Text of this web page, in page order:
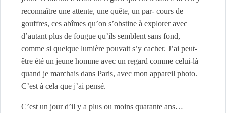
reconnaître une attente, une quête, un par- cours de
gouffres, ces abîmes qu’on s’obstine à explorer avec
d’autant plus de fougue qu’ils semblent sans fond,
comme si quelque lumière pouvait s’y cacher. J’ai peut-
être été un jeune homme avec un regard comme celui-là
quand je marchais dans Paris, avec mon appareil photo.
C’est à cela que j’ai pensé.
C’est un jour d’il y a plus ou moins quarante ans…